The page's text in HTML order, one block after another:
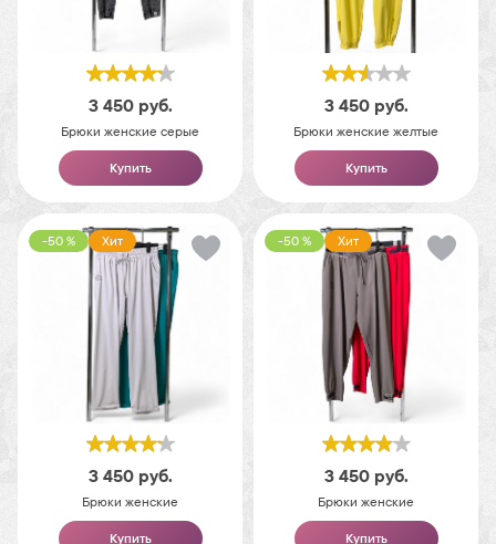
3 450 руб.
Брюки женские серые
Купить
3 450 руб.
Брюки женские желтые
Купить
-50 % Хит
3 450 руб.
Брюки женские
Купить
-50 % Хит
3 450 руб.
Брюки женские
Купить